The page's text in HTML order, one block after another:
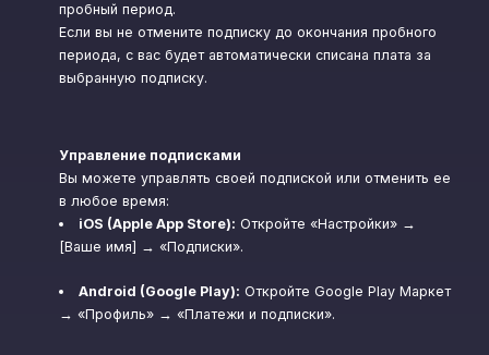
пробный период.
Если вы не отмените подписку до окончания пробного
периода, с вас будет автоматически списана плата за
выбранную подписку.
Управление подписками
Вы можете управлять своей подпиской или отменить ее
в любое время:
iOS (Apple App Store): Откройте «Настройки» →
[Ваше имя] → «Подписки».
Android (Google Play): Откройте Google Play Маркет
→ «Профиль» → «Платежи и подписки».